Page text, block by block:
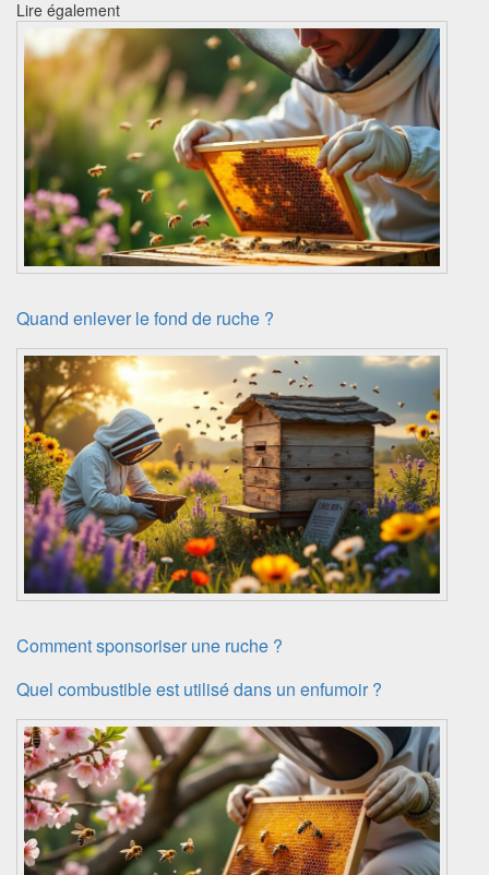
Lire également
Quand enlever le fond de ruche ?
Comment sponsoriser une ruche ?
Quel combustible est utilisé dans un enfumoir ?